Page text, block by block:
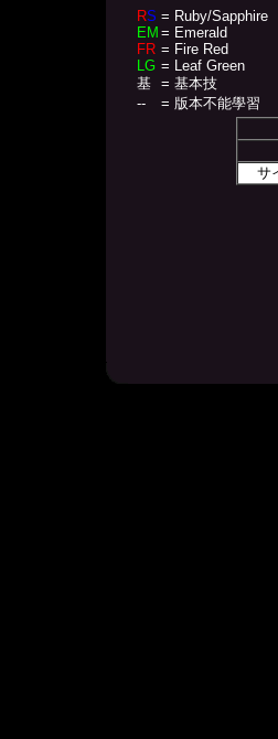
RS = Ruby/Sapphire
EM = Emerald
FR = Fire Red
LG = Leaf Green
基
= 基本技
--
= 版本不能學習
サ